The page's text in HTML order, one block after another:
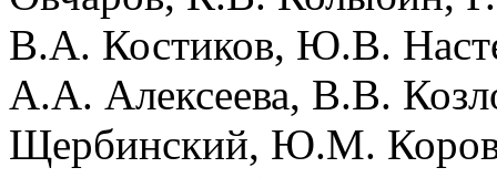
В.А. Костиков, Ю.В.
А.А. Алексеева, В.В.
Щербинский, Ю.М.